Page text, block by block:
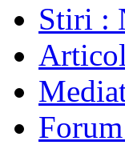
Stiri :
Forum